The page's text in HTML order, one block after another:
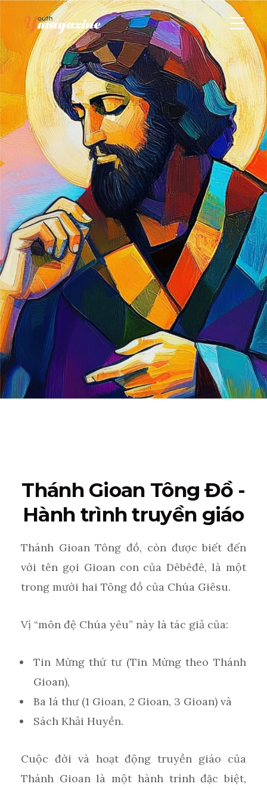
Thánh Gioan Tông Đồ -
Hành trình truyền giáo
Thánh Gioan Tông đồ, còn được biết đến
với tên gọi Gioan con của Dêbêđê, là một
trong mười hai Tông đồ của Chúa Giêsu.
Vị “môn đệ Chúa yêu” này là tác giả của:
Tin Mừng thứ tư (Tin Mừng theo Thánh
Gioan),
Ba lá thư (1 Gioan, 2 Gioan, 3 Gioan) và
Sách Khải Huyền.
Cuộc đời và hoạt động truyền giáo của
Thánh Gioan là một hành trình đặc biệt,